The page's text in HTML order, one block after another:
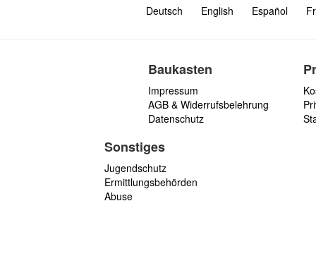
Deutsch English Español
Baukasten
Impressum
AGB & Widerrufsbelehrung
Datenschutz
Sonstiges
Jugendschutz
Ermittlungsbehörden
Abuse